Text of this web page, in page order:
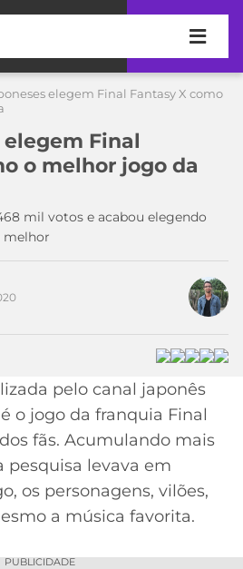
elegem Final Fantasy X como
elegem Final
o melhor jogo da
mil votos e acabou elegendo
melhor
autor
pelo canal japonês
o jogo da franquia Final
fãs. Acumulando mais
pesquisa levava em
os personagens, vilões,
a música favorita.
PUBLICIDADE